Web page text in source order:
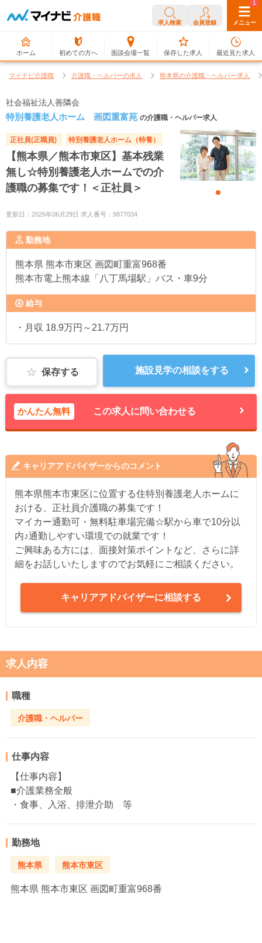
求人検索 会員登録 メニュー
ホーム 初めての方へ 面談会場一覧
0
保存した求人
1
最近見た求人
マイナビ介護職 介護職・ヘルパーの求人 熊本県の介護職・ヘルパー求人
社会福祉法人善隣会
特別養護老人ホーム 画図重富苑 の介護職・ヘルパー求人
正社員(正職員) 特別養護老人ホーム（特養）
【熊本県／熊本市東区】基本残業
無し☆特別養護老人ホームでの介
護職の募集です！＜正社員＞
更新日：2026年06月29日 求人番号：9877034
勤務地
熊本県 熊本市東区 画図町重富968番
熊本市電上熊本線「八丁馬場駅」バス・車9分
給与
・月収 18.9万円～21.7万円
保存する 施設見学の相談をする
かんたん無料 この求人に問い合わせる
キャリアアドバイザーからのコメント
熊本県熊本市東区に位置する住特別養護老人ホームに
おける、正社員介護職の募集です！
マイカー通勤可・無料駐車場完備☆駅から車で10分以
内♪通勤しやすい環境での就業です！
ご興味ある方には、面接対策ポイントなど、さらに詳
細をお話しいたしますのでお気軽にご相談ください。
キャリアアドバイザーに相談する
求人内容
職種
介護職・ヘルパー
仕事内容
【仕事内容】
■介護業務全般
・食事、入浴、排泄介助 等
勤務地
熊本県 熊本市東区
熊本県 熊本市東区 画図町重富968番